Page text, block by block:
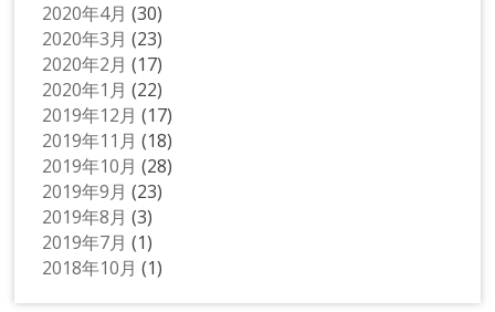
2020年4月 (30)
2020年3月 (23)
2020年2月 (17)
2020年1月 (22)
2019年12月 (17)
2019年11月 (18)
2019年10月 (28)
2019年9月 (23)
2019年8月 (3)
2019年7月 (1)
2018年10月 (1)